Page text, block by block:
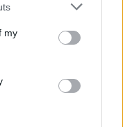
my
mal esa misión.
ciudad a ver si